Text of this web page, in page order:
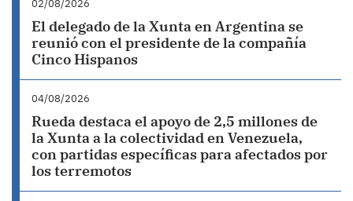
02/08/2026
El delegado de la Xunta en Argentina se
reunió con el presidente de la compañía
Cinco Hispanos
04/08/2026
Rueda destaca el apoyo de 2,5 millones de
la Xunta a la colectividad en Venezuela,
con partidas específicas para afectados por
los terremotos